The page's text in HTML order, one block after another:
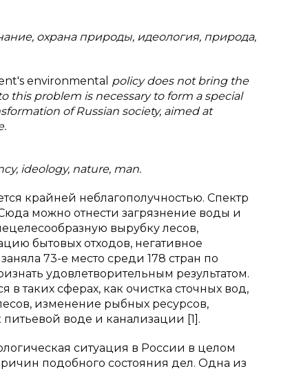
охрана природы, идеология, природа,
environmental policy does not bring the
this problem is necessary to form a special
of Russian society, aimed at
ideology, nature, man.
крайней неблагополучностью. Спектр
можно отнести загрязнение воды и
вырубку лесов,
бытовых отходов, негативное
73-е место среди 178 стран по
удовлетворительным результатом.
таких сферах, как очистка сточных вод,
изменение рыбных ресурсов,
воде и канализации [1].
ситуация в России в целом
подобного состояния дел. Одна из